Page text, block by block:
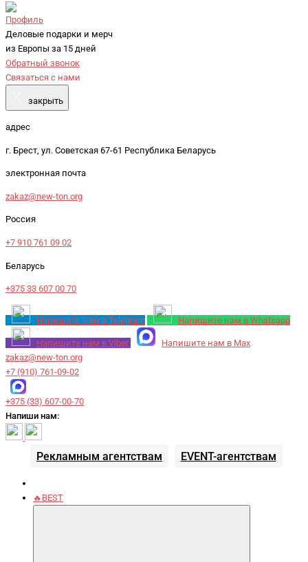
Профиль
Деловые подарки и мерч
из Европы за 15 дней
Обратный звонок
Связаться с нами
закрыть
адрес
г. Брест, ул. Советская 67-61 Республика Беларусь
электронная почта
zakaz@new-ton.org
Россия
+7 910 761 09 02
Беларусь
+375 33 607 00 70
Напишите нам в Telegram Напишите нам в Whatsapp
Напишите нам в Viber
Напишите нам в Max
zakaz@new-ton.org
+7 (910) 761-09-02
+375 (33) 607-00-70
Напиши нам:
Рекламным агентствам EVENT-агентствам
🔥BEST